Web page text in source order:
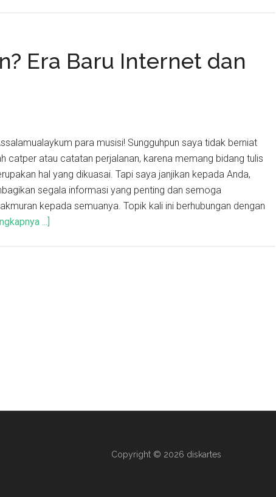
Era Baru Internet dan
para musisi! Sungguhpun saya tidak berniat
catper atau catatan perjalanan, karena memang bidang tulis
hal yang dikuasai. Tapi saya janjikan kepada Anda,
segala informasi yang penting dan semoga
kepada semuanya. Topik kali ini berhubungan dengan
...]
Copyright © 2026 diskartes